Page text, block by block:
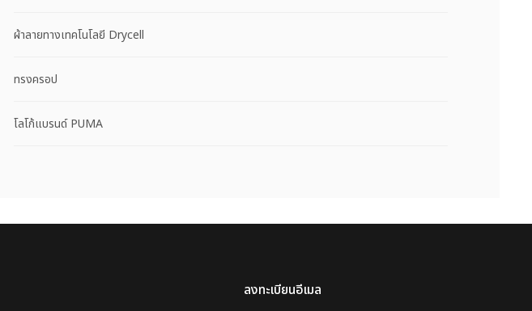
ผ้าลายทางเทคโนโลยี Drycell
ทรงครอป
โลโก้แบรนด์ PUMA
ลงทะเบียนอีเมล